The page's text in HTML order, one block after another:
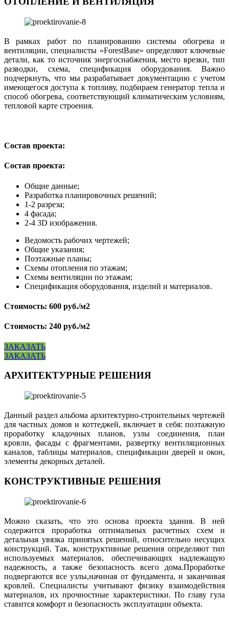
В рамках работ по планированию системы обогрева и
вентиляции, специалисты «ForestBase» определяют ключевые
детали, как то источник энергоснабжения, место врезки, тип
разводки, схема, спецификация оборудования. Важно
подчеркнуть, что мы разрабатывает документацию с учетом
имеющегося доступа к топливу, подбираем генератор тепла и
способ обогрева, соответствующий климатическим условиям,
тепловой карте строения.
Состав проекта:
Состав проекта:
Общие данные;
Разработка планировочных решений;
1-2 разреза;
4 фасада;
2-4 3D изображения.
Ведомость рабочих чертежей;
Общие указания;
Поэтажные планы;
Схемы отопления по этажам;
Схемы вентиляции по этажам;
Спецификация оборудования, изделий и материалов.
Стоимость: 600 руб./м2
Стоимость: 240 руб./м2
ЗАКАЗАТЬ
ЗАКАЗАТЬ
АРХИТЕКТУРНЫЕ РЕШЕНИЯ
Данный раздел альбома архитектурно-строительных чертежей
для частных домов и коттеджей, включает в себя: поэтажную
проработку кладочных планов, узлы соединения, план
кровли, фасады с фрагментами, развертку вентиляционных
каналов, таблицы материалов, спецификации дверей и окон,
элементы декорных деталей.
КОНСТРУКТИВНЫЕ РЕШЕНИЯ
Можно сказать, что это основа проекта здания. В ней
содержится проработка оптимальных расчетных схем и
детальная увязка принятых решений, относительно несущих
конструкций. Так, конструктивные решения определяют тип
используемых материалов, обеспечивающих надлежащую
надежность, а также безопасность всего дома.Проработке
подвергаются все узлы,начиная от фундамента, и заканчивая
кровлей. Специалисты учитывают физику взаимодействия
материалов, их прочностные характеристики. По главу гула
ставится комфорт и безопасность эксплуатации объекта.